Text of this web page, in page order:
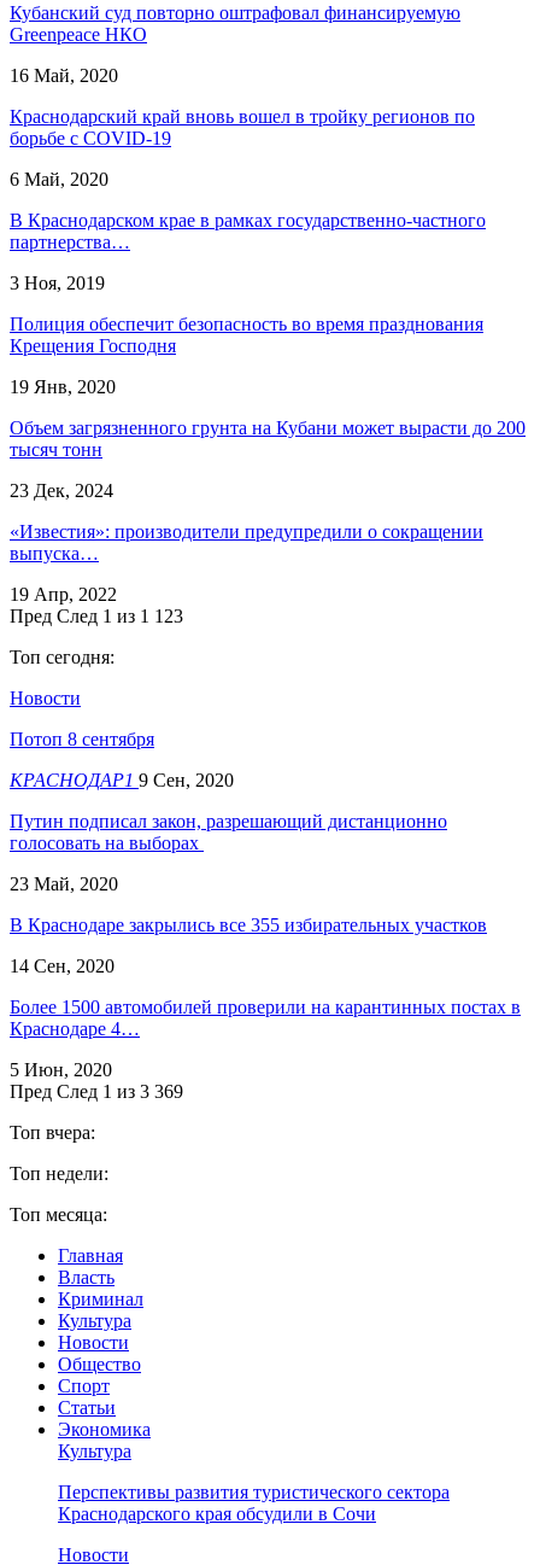
Кубанский суд повторно оштрафовал финансируемую
Greenpeace НКО
16 Май, 2020
Краснодарский край вновь вошел в тройку регионов по
борьбе с COVID-19
6 Май, 2020
В Краснодарском крае в рамках государственно-частного
партнерства…
3 Ноя, 2019
Полиция обеспечит безопасность во время празднования
Крещения Господня
19 Янв, 2020
Объем загрязненного грунта на Кубани может вырасти до 200
тысяч тонн
23 Дек, 2024
«Известия»: производители предупредили о сокращении
выпуска…
19 Апр, 2022
Пред След 1 из 1 123
Топ сегодня:
Новости
Потоп 8 сентября
КРАСНОДАР1 9 Сен, 2020
Путин подписал закон, разрешающий дистанционно
голосовать на выборах
23 Май, 2020
В Краснодаре закрылись все 355 избирательных участков
14 Сен, 2020
Более 1500 автомобилей проверили на карантинных постах в
Краснодаре 4…
5 Июн, 2020
Пред След 1 из 3 369
Топ вчера:
Топ недели:
Топ месяца:
Главная
Власть
Криминал
Культура
Новости
Общество
Спорт
Статьи
Экономика
Культура
Перспективы развития туристического сектора
Краснодарского края обсудили в Сочи
Новости